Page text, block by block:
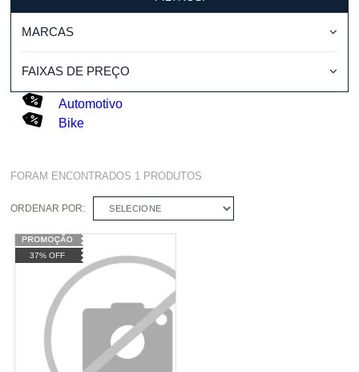
MARCAS
FAIXAS DE PREÇO
Automotivo
Bike
FORAM ENCONTRADOS 1 PRODUTOS
ORDENAR POR: SELECIONE
37% OFF